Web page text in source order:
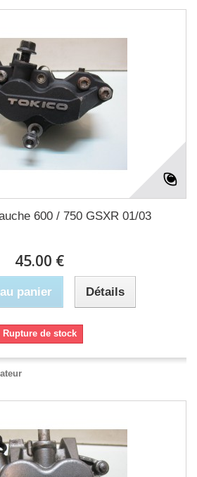
600 / 750 GSXR 01/03
45.00 €
panier Détails
Rupture de stock